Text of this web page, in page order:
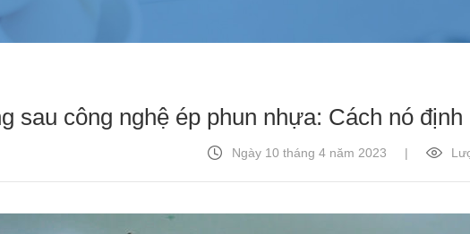
sau công nghệ ép phun nhựa: Cách nó
Ngày 10 tháng 4 năm 2023 |